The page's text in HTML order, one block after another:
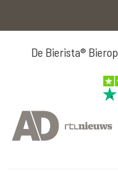
De Bierista®